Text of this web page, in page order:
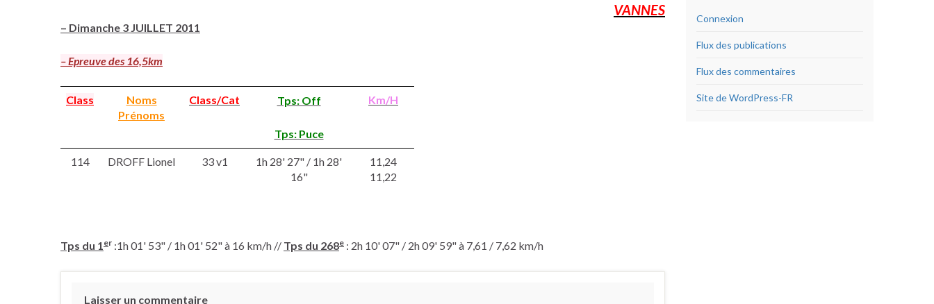
VANNES
– Dimanche 3 JUILLET 2011
– Epreuve des 16,5km
Class
Noms
Prénoms
Class/Cat Tps: Off
Tps: Puce
Km/H
114 DROFF Lionel 33 v1
1h 28' 27" / 1h 28'
16"
11,24
11,22
Tps du 1 er :1h 01' 53" / 1h 01' 52" à 16 km/h // Tps du 268e : 2h 10' 07" / 2h 09' 59" à 7,61 / 7,62 km/h
Laisser un commentaire
Connexion
Flux des publications
Flux des commentaires
Site de WordPress-FR